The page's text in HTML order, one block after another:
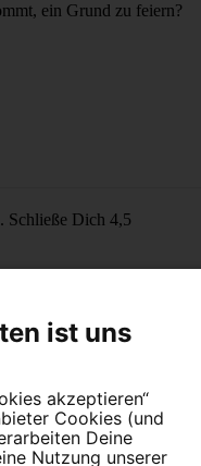
ein Grund zu feiern?
Schließe Dich 4,5
ist uns
akzeptieren“
Cookies (und
Deine
Nutzung unserer